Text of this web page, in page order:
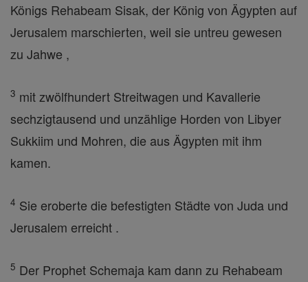
Königs Rehabeam Sisak, der König von Ägypten auf
Jerusalem marschierten, weil sie untreu gewesen
zu Jahwe ,
3 mit zwölfhundert Streitwagen und Kavallerie
sechzigtausend und unzählige Horden von Libyer
Sukkiim und Mohren, die aus Ägypten mit ihm
kamen.
4 Sie eroberte die befestigten Städte von Juda und
Jerusalem erreicht .
5 Der Prophet Schemaja kam dann zu Rehabeam